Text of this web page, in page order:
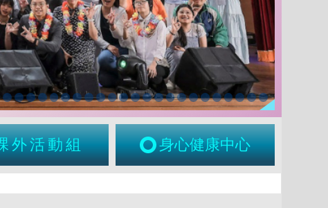
外活動組 身心健康中心